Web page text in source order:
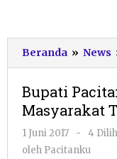
Beranda » News
Bupati
Masyarakat
1 Juni 2017
oleh
Pacitanku
-
4
oleh Pacitanku